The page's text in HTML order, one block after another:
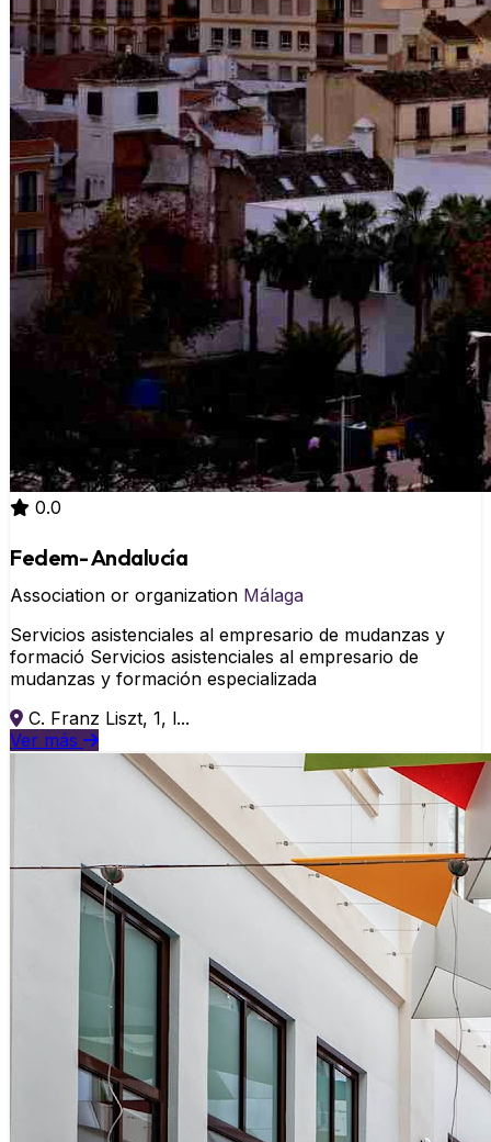
0.0
Fedem- Andalucía
Association or organization Málaga
Servicios asistenciales al empresario de mudanzas y
formació Servicios asistenciales al empresario de
mudanzas y formación especializada
C. Franz Liszt, 1, l...
Ver más